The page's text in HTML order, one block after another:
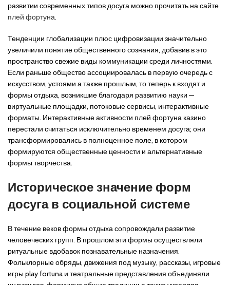
развитии современных типов досуга можно прочитать на сайте
плей фортуна.
Тенденции глобализации плюс цифровизации значительно
увеличили понятие общественного сознания, добавив в это
пространство свежие виды коммуникации среди личностями.
Если раньше общество ассоциировалась в первую очередь с
искусством, устоями а также прошлым, то теперь к входят и
формы отдыха, возникшие благодаря развитию науки —
виртуальные площадки, потоковые сервисы, интерактивные
форматы. Интерактивные активности плей фортуна казино
перестали считаться исключительно временем досуга; они
трансформировались в полноценное поле, в котором
формируются общественные ценности и альтернативные
формы творчества.
Историческое значение форм
досуга в социальной системе
В течение веков формы отдыха сопровождали развитие
человеческих групп. В прошлом эти формы осуществляли
ритуальные вдобавок познавательные назначения.
Фольклорные обряды, движения под музыку, рассказы, игровые
игры play fortuna и театральные представления объединяли